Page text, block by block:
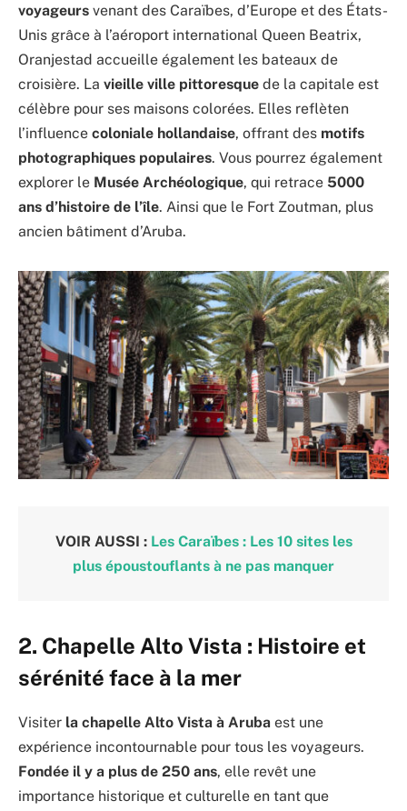
voyageurs venant des Caraïbes, d’Europe et des États-
Unis grâce à l’aéroport international Queen Beatrix,
Oranjestad accueille également les bateaux de
croisière. La vieille ville pittoresque de la capitale est
célèbre pour ses maisons colorées. Elles reflèten
l’influence coloniale hollandaise, offrant des motifs
photographiques populaires. Vous pourrez également
explorer le Musée Archéologique, qui retrace 5000
ans d’histoire de l’île. Ainsi que le Fort Zoutman, plus
ancien bâtiment d’Aruba.
VOIR AUSSI : Les Caraïbes : Les 10 sites les
plus époustouflants à ne pas manquer
2. Chapelle Alto Vista : Histoire et
sérénité face à la mer
Visiter la chapelle Alto Vista à Aruba est une
expérience incontournable pour tous les voyageurs.
Fondée il y a plus de 250 ans, elle revêt une
importance historique et culturelle en tant que